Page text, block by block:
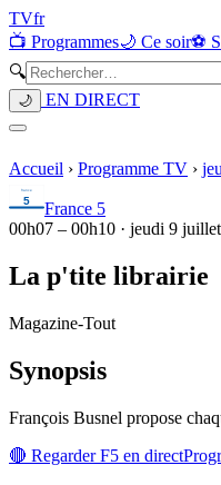
TVfr
📺 Programmes🌙 Ce soir⚽
🔍
🌙 EN DIRECT
Accueil › Programme TV ›
France 5
00h07 – 00h10 · jeudi 9
La p'tite librairie
Magazine-Tout
Synopsis
François Busnel propose
🔴 RegarderF5 en direct